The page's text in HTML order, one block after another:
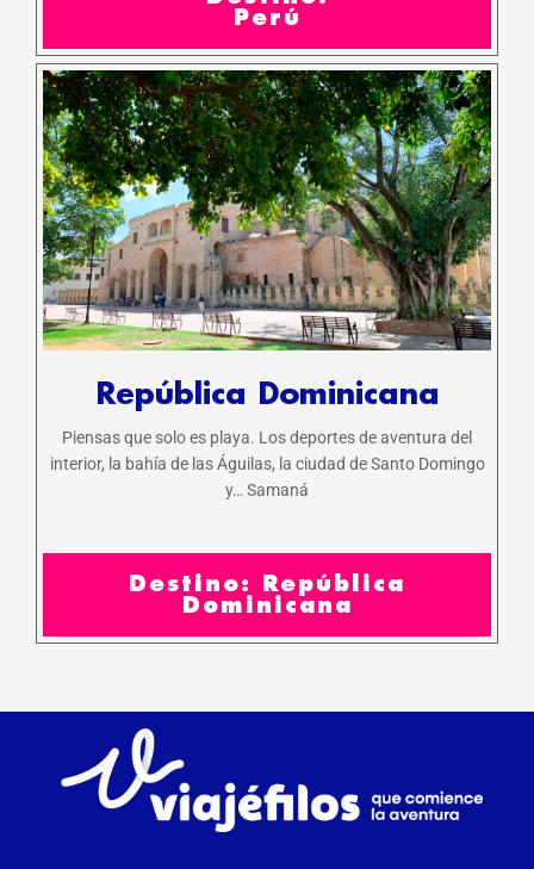
Perú
República Dominicana
Piensas que solo es playa. Los deportes de aventura del
interior, la bahía de las Águilas, la ciudad de Santo Domingo
y… Samaná
Destino: República
Dominicana